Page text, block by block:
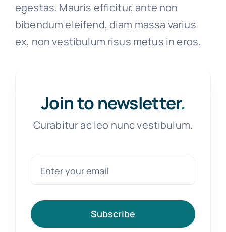
egestas. Mauris efficitur, ante non
bibendum eleifend, diam massa varius
ex, non vestibulum risus metus in eros.
Join to newsletter.
Curabitur ac leo nunc vestibulum.
Subscribe